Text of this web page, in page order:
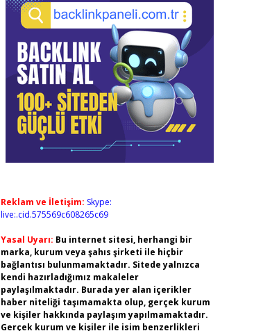
Reklam ve İletişim: Skype:
live:.cid.575569c608265c69
Yasal Uyarı: Bu internet sitesi, herhangi bir
marka, kurum veya şahıs şirketi ile hiçbir
bağlantısı bulunmamaktadır. Sitede yalnızca
kendi hazırladığımız makaleler
paylaşılmaktadır. Burada yer alan içerikler
haber niteliği taşımamakta olup, gerçek kurum
ve kişiler hakkında paylaşım yapılmamaktadır.
Gerçek kurum ve kişiler ile isim benzerlikleri